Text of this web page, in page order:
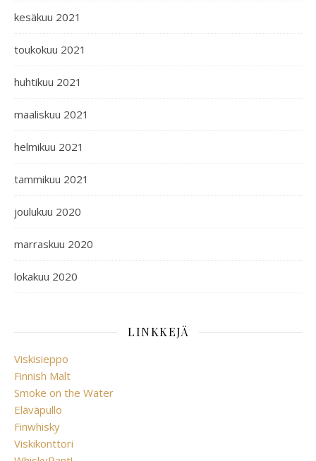
kesäkuu 2021
toukokuu 2021
huhtikuu 2021
maaliskuu 2021
helmikuu 2021
tammikuu 2021
joulukuu 2020
marraskuu 2020
lokakuu 2020
LINKKEJÄ
Viskisieppo
Finnish Malt
Smoke on the Water
Eläväpullo
Finwhisky
Viskikonttori